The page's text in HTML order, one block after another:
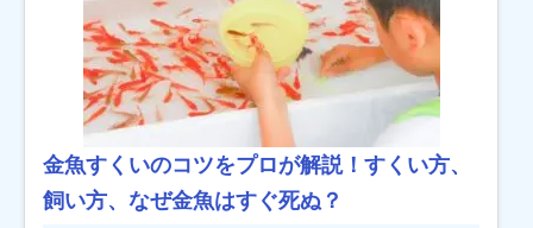
金魚すくいのコツをプロが解説！すくい方、
飼い方、なぜ金魚はすぐ死ぬ？